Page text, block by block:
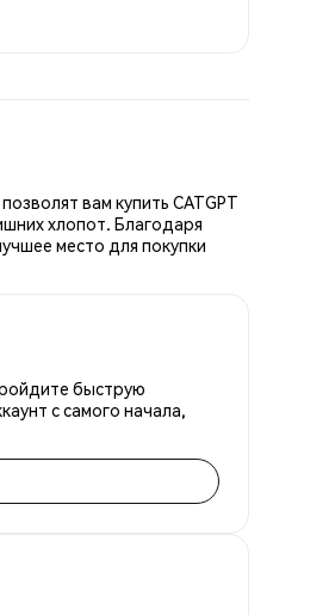
вам купить CATGPT
хлопот. Благодаря
место для покупки
быструю
с самого начала,